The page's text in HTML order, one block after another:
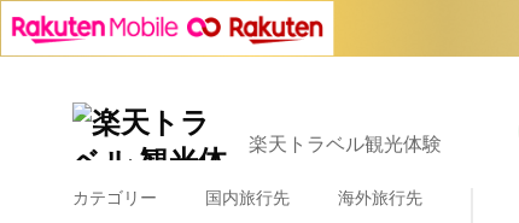
楽天トラベル観光体験
カテゴリー 国内旅行先 海外旅行先